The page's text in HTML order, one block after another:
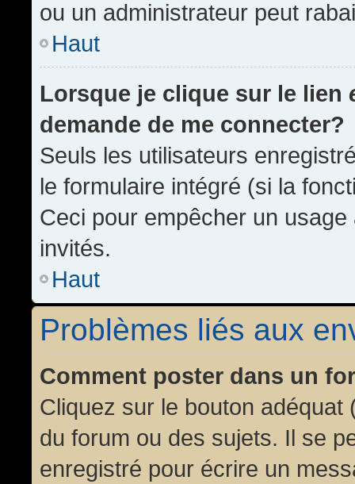
ou un administrateur peut
Haut
Lorsque je clique sur le lien
demande de me connecter?
Seuls les utilisateurs
le formulaire intégré (si la
Ceci pour empêcher un
invités.
Haut
Problèmes liés aux
Comment poster dans un
Cliquez sur le bouton
du forum ou des sujets. Il se
enregistré pour écrire un